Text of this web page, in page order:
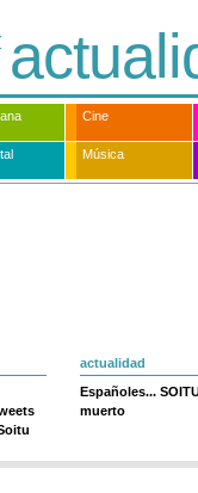
Cine
Música
actualidad
Españoles...
muerto